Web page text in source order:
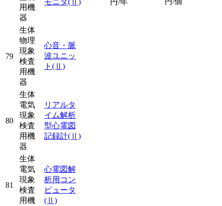
用機
器
モニタ(Ⅱ)
円/年
79
生体
物理
現象
検査
用機
器
心音・脈
波ユニッ
ト (Ⅱ)
80
生体
電気
現象
検査
用機
器
リアルタ
イム解析
型心電図
記録計(Ⅱ)
81
生体
電気
現象
検査
用機
心電図解
析用コン
ピュータ
(Ⅱ)